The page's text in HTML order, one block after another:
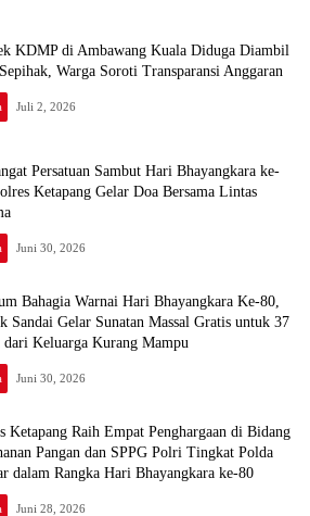
KDMP di Ambawang Kuala Diduga Diambil
Warga Soroti Transparansi Anggaran
Juli 2, 2026
Persatuan Sambut Hari Bhayangkara ke-
Ketapang Gelar Doa Bersama Lintas
Juni 30, 2026
Bahagia Warnai Hari Bhayangkara Ke-80,
Sandai Gelar Sunatan Massal Gratis untuk 37
dari Keluarga Kurang Mampu
Juni 30, 2026
Ketapang Raih Empat Penghargaan di Bidang
Pangan dan SPPG Polri Tingkat Polda
dalam Rangka Hari Bhayangkara ke-80
Juni 28, 2026